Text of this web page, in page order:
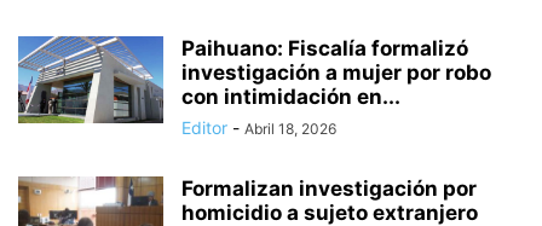
Paihuano: Fiscalía formalizó
investigación a mujer por robo
con intimidación en...
Editor - Abril 18, 2026
Formalizan investigación por
homicidio a sujeto extranjero